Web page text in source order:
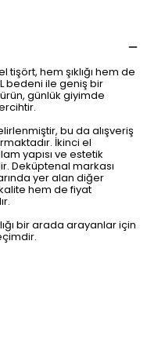
tişört, hem şıklığı hem de
bedeni ile geniş bir
günlük giyimde
bu da alışveriş
İkinci el
yapısı ve estetik
Deküptenal markası
yer alan diğer
hem de fiyat
bir arada arayanlar için